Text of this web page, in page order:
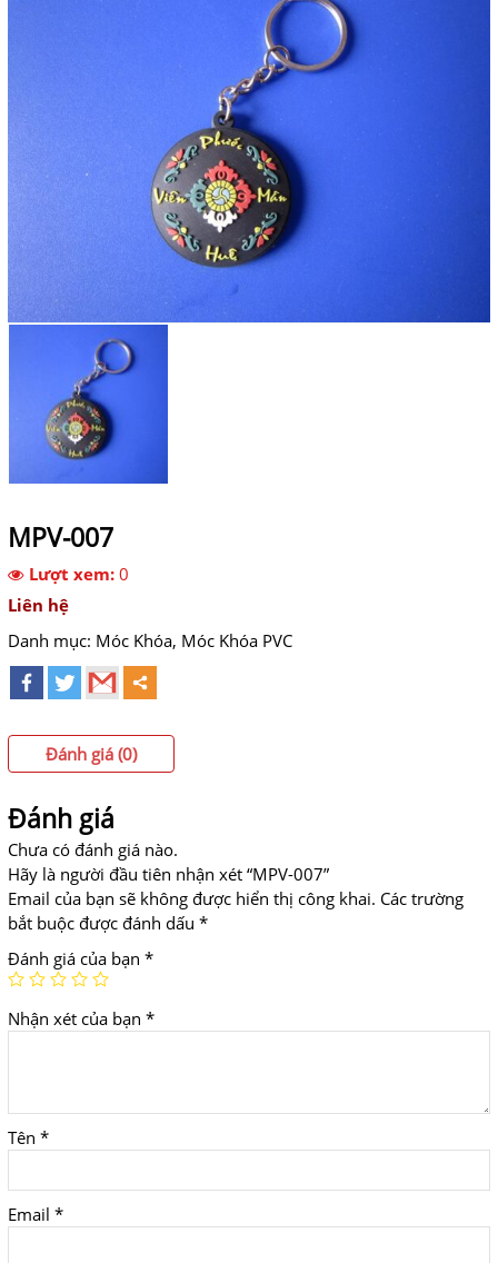
MPV-007
Lượt xem:0
Liên hệ
Danh mục: Móc Khóa, Móc Khóa PVC
Đánh giá (0)
Đánh giá
Chưa có đánh giá nào.
Hãy là người đầu tiên nhận xét “MPV-007”
Email của bạn sẽ không được hiển thị công khai. Các trường
bắt buộc được đánh dấu *
Đánh giá của bạn *
Nhận xét của bạn *
Tên *
Email *